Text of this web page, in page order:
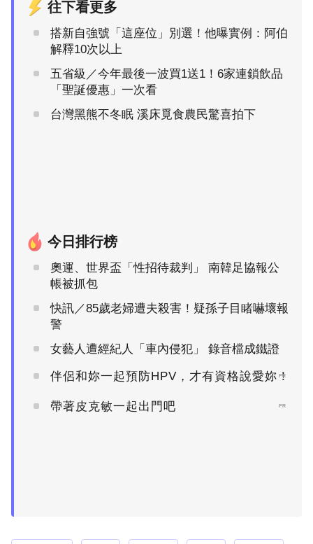
往下看更多
搭新自強號「這座位」別選！他曝實例：阿伯
解釋10次以上
五省級／今年最後一波買1送1！6家連鎖飲品
「聖誕優惠」一次看
台灣黑熊不冬眠 溪床覓食農民驚喜拍下
今日排行榜
奧運、世界盃「性招待裁判」 南韓足協報公
帳被抓包
快訊／85歲老婦遭夫殺害！疑孫子目睹嚇壞報
警
女藝人遭經紀人「車內侵犯」 錄音檔成鐵證
伴侶和妳一起預防HPV，才有資格說愛妳！
PR
帶著皮克敏一起出門吧 PR